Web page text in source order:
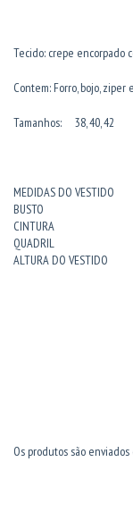
Tecido: crepe encorpado
Contem: Forro, bojo, ziper
Tamanhos: 38, 40, 42
MEDIDAS DO VESTIDO
BUSTO
CINTURA
QUADRIL
ALTURA DO VESTIDO
Os produtos são